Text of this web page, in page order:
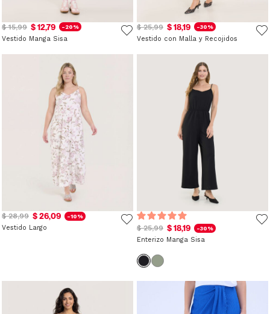
$ 15,99 $ 12,79 -20%
Vestido Manga Sisa
$ 25,99 $ 18,19 -30%
Vestido con Malla y Recojidos
$ 28,99 $ 26,09 -10%
Vestido Largo $ 25,99 $ 18,19 -30%
Enterizo Manga Sisa